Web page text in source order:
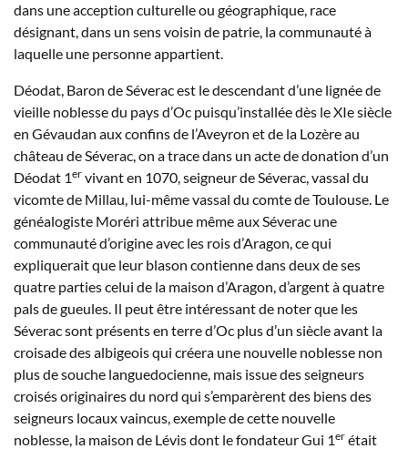
dans une acception culturelle ou géographique, race
désignant, dans un sens voisin de patrie, la communauté à
laquelle une personne appartient.
Déodat, Baron de Séverac est le descendant d’une lignée de
vieille noblesse du pays d’Oc puisqu’installée dès le XIe siècle
en Gévaudan aux confins de l’Aveyron et de la Lozère au
château de Séverac, on a trace dans un acte de donation d’un
Déodat 1er vivant en 1070, seigneur de Séverac, vassal du
vicomte de Millau, lui-même vassal du comte de Toulouse. Le
généalogiste Moréri attribue même aux Séverac une
communauté d’origine avec les rois d’Aragon, ce qui
expliquerait que leur blason contienne dans deux de ses
quatre parties celui de la maison d’Aragon, d’argent à quatre
pals de gueules. Il peut être intéressant de noter que les
Séverac sont présents en terre d’Oc plus d’un siècle avant la
croisade des albigeois qui créera une nouvelle noblesse non
plus de souche languedocienne, mais issue des seigneurs
croisés originaires du nord qui s’emparèrent des biens des
seigneurs locaux vaincus, exemple de cette nouvelle
noblesse, la maison de Lévis dont le fondateur Gui 1er était